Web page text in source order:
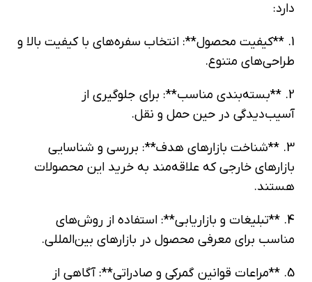
دارد:
1. **کیفیت محصول**: انتخاب سفره‌های با کیفیت بالا و
طراحی‌های متنوع.
2. **بسته‌بندی مناسب**: برای جلوگیری از
آسیب‌دیدگی در حین حمل و نقل.
3. **شناخت بازارهای هدف**: بررسی و شناسایی
بازارهای خارجی که علاقه‌مند به خرید این محصولات
هستند.
4. **تبلیغات و بازاریابی**: استفاده از روش‌های
مناسب برای معرفی محصول در بازارهای بین‌المللی.
5. **مراعات قوانین گمرکی و صادراتی**: آگاهی از